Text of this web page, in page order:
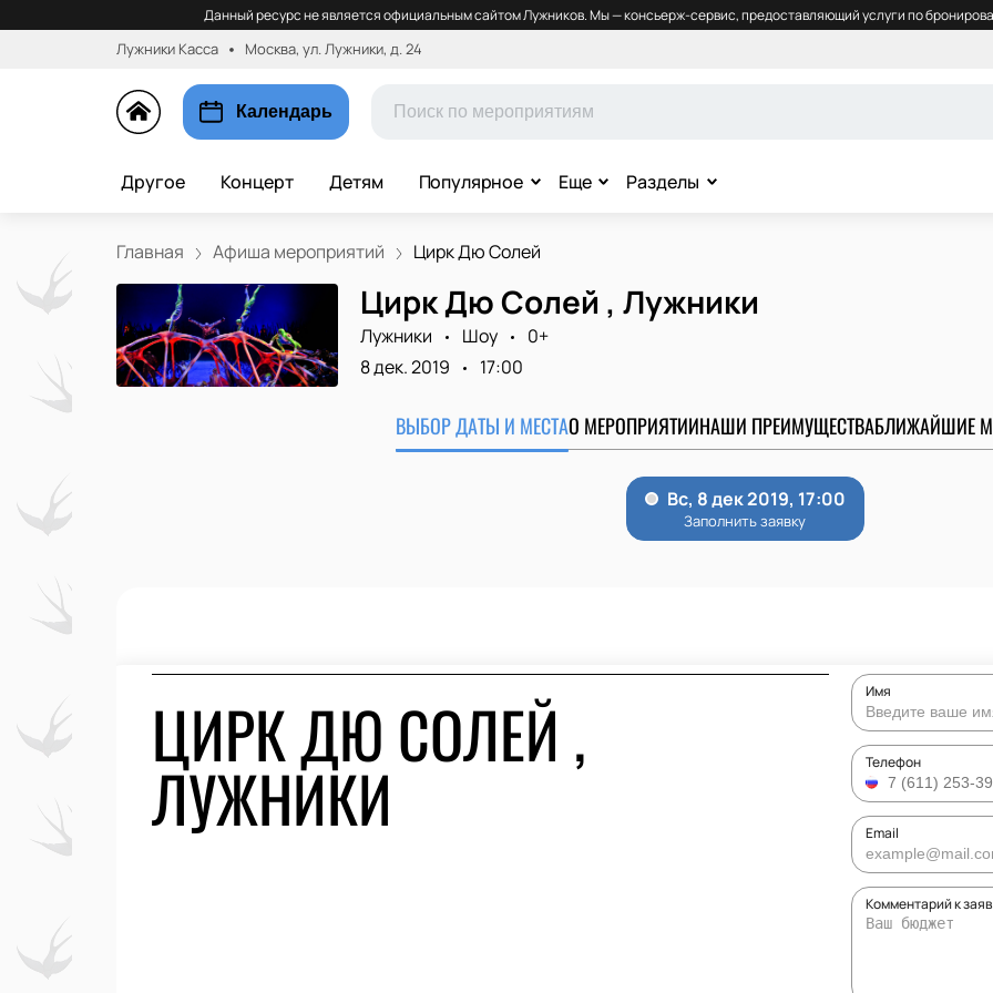
Данный ресурс не является официальным сайтом Лужников. Мы — консьерж-сервис, предоставляющий услуги по
Лужники Касса Москва, ул. Лужники, д. 24
Календарь
Другое Концерт Детям Популярное Еще Разделы
Главная Афиша мероприятий Цирк Дю Солей
Цирк Дю Солей , Лужники
Лужники Шоу
0+
8 дек. 2019
17:00
ВЫБОР ДАТЫ И МЕСТАО МЕРОПРИЯТИИНАШИ ПРЕИМУЩЕСТВАБЛИЖАЙШИЕ
ЦИРК ДЮ СОЛЕЙ ,
ЛУЖНИКИ
Имя
Телефон
Email
Комментарий к